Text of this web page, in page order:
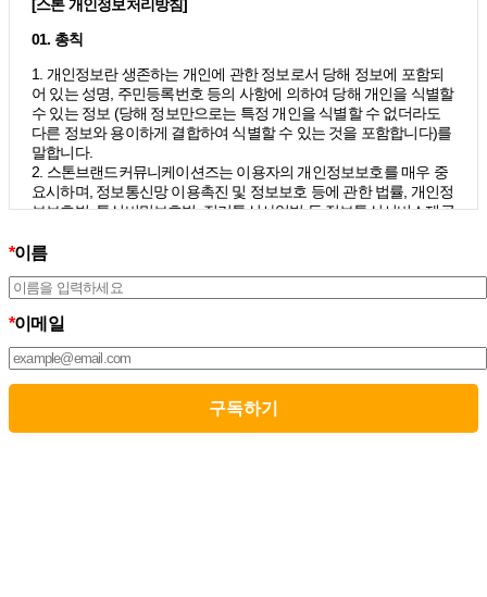
[스톤 개인정보처리방침]
01. 총칙
1. 개인정보란 생존하는 개인에 관한 정보로서 당해 정보에 포함되
어 있는 성명, 주민등록번호 등의 사항에 의하여 당해 개인을 식별할
수 있는 정보 (당해 정보만으로는 특정 개인을 식별할 수 없더라도
다른 정보와 용이하게 결합하여 식별할 수 있는 것을 포함합니다)를
말합니다.
2. 스톤브랜드커뮤니케이션즈는 이용자의 개인정보보호를 매우 중
요시하며, 정보통신망 이용촉진 및 정보보호 등에 관한 법률, 개인정
보보호법, 통신비밀보호법, 전기통신사업법 등 정보통신서비스제공
개인정보처리방침을 통하여 이용자가 제공하는 개인정보가 어떠한
치가 취해지고 있는지 알려드립니다.
선을 위하여 개정하는데 필요한 절차를 정하고 있으며, 개인정보처
리방침을 회사의 필요와 사회적 변화에 맞게 변경할 수 있습니다. 그
리고 개인정보처리방침을 개정하는 경우 버전번호 등을 부여하여
개정된 사항을 이용자께서 쉽게 알아볼 수 있도록 하고 있습니다.
02. 수집하는 개인정보의 항목 및 수집방법
*이름
*이메일